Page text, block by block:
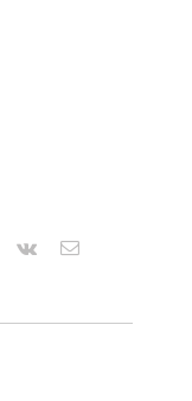
Pinterest
Vk
Correo